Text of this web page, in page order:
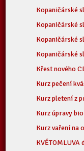
Kopaničárské
Kopaničárské
Kopaničárské
Kopaničárské
Křest nového
Kurz pečení
Kurz pletení z
Kurz úpravy
Kurz vaření na
KVĚTOMLUVA